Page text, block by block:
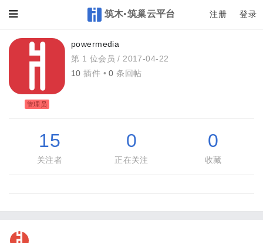
Toggle 筑木•筑巢云平台 注册 登录
管理员
powermedia
第 1 位会员 / 2017-04-22
10 插件 •0 条回帖
15
关注者
0
正在关注
0
收藏